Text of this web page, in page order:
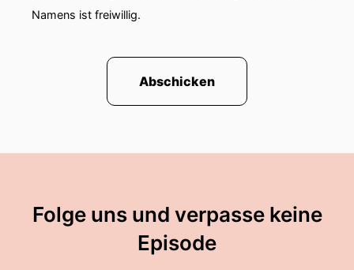
Namens ist freiwillig.
Abschicken
Folge uns und verpasse keine
Episode